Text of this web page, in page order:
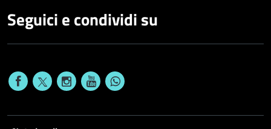
Seguici e condividi su